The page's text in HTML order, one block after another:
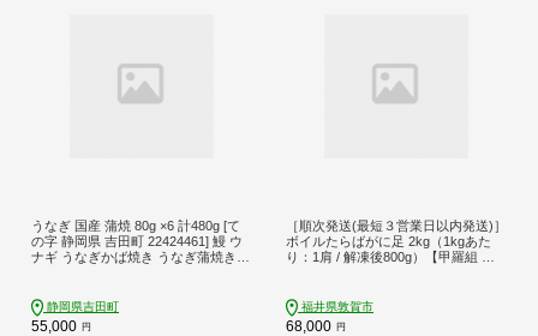
うなぎ 国産 蒲焼 80g ×6 計480g [て
の字 静岡県 吉田町 22424461] 鰻 ウ
ナギ うなぎかば焼き うなぎ蒲焼き
agi静岡県吉田町
55,000 円
［順次発送(最短３営業日以内発送)］
ボイルたらばがに足 2kg（1kgあた
り：1肩 / 解凍後800g）【甲羅組 海
きガニ】 [024-b232]【敦賀市ふるさ
と納税】
福井県敦賀市
68,000 円